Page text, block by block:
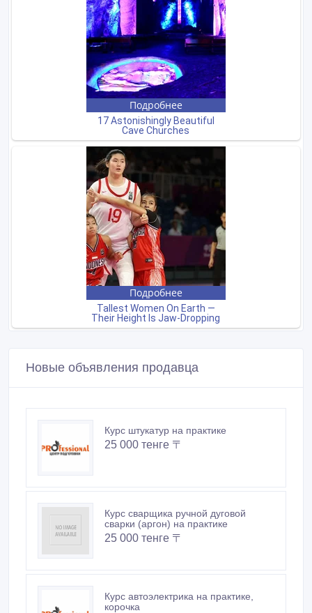
Новые объявления продавца
Курс штукатур на практике
25 000 тенге 〒
Курс сварщика ручной дуговой
сварки (аргон) на практике
25 000 тенге 〒
Курс автоэлектрика на практике,
корочка